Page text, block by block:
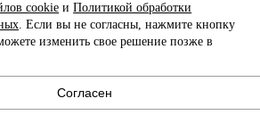
cookie иПолитикой обработки
. Если вы не согласны, нажмите кнопку
изменить свое решение позже в
Согласен